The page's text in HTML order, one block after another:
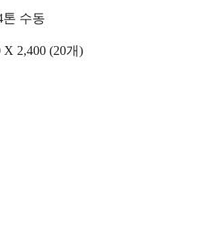
톤 수동
X 2,400 (20개)